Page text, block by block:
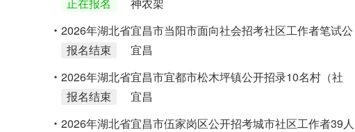
2026年湖北省宜昌市当阳市面向社会招考社区工作者笔试公
告
报名结束
宜昌
2026年湖北省宜昌市宜都市松木坪镇公开招录10名村（社
区）后备干部的公告
报名结束
宜昌
2026年湖北省宜昌市伍家岗区公开招考城市社区工作者39人